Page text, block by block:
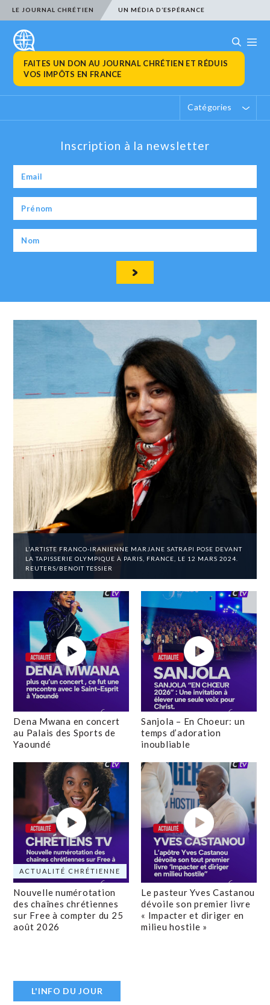
LE JOURNAL CHRÉTIEN UN MÉDIA D’ESPÉRANCE
FAITES UN DON AU JOURNAL CHRÉTIEN ET RÉDUIS
VOS IMPÔTS EN FRANCE
Catégories
Inscription à la newsletter
L'ARTISTE FRANCO-IRANIENNE MARJANE SATRAPI POSE DEVANT
LA TAPISSERIE OLYMPIQUE À PARIS, FRANCE, LE 12 MARS 2024.
REUTERS/BENOIT TESSIER
Dena Mwana en concert
au Palais des Sports de
Yaoundé
Sanjola – En Choeur: un
temps d’adoration
inoubliable
ACTUALITÉ CHRÉTIENNE
Nouvelle numérotation
des chaînes chrétiennes
sur Free à compter du 25
août 2026
Le pasteur Yves Castanou
dévoile son premier livre
« Impacter et diriger en
milieu hostile »
L'INFO DU JOUR